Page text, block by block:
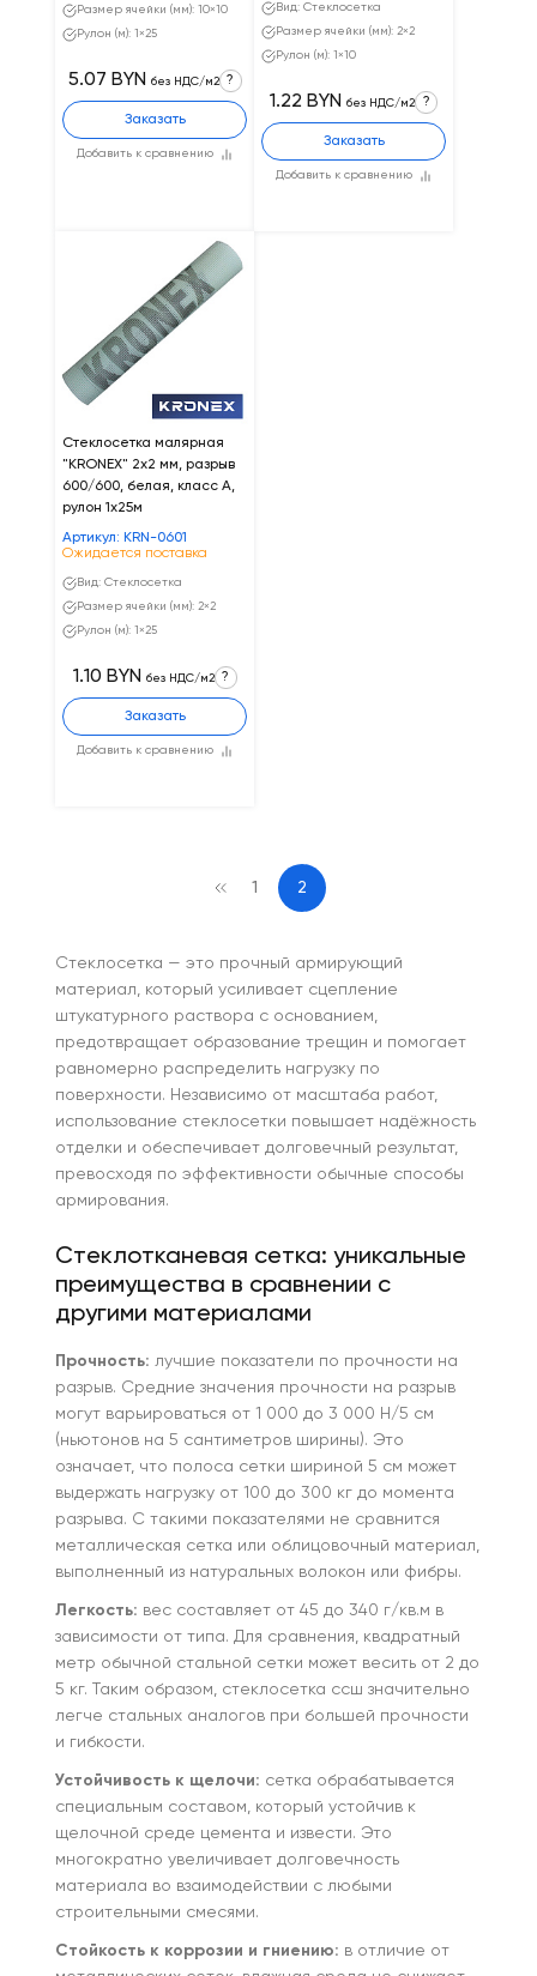
Размер ячейки (мм): 10×10
Рулон (м): 1×25
Добавить к сравнению
5.07 BYN без НДС/м2 ?
Заказать
Вид: Стеклосетка
Размер ячейки (мм): 2×2
Рулон (м): 1×10
Добавить к сравнению
1.22 BYN без НДС/м2 ?
Заказать
Стеклосетка малярная
"KRONEX" 2х2 мм, разрыв
600/600, белая, класс А,
рулон 1х25м
Артикул: KRN-0601
Ожидается поставка
Вид: Стеклосетка
Размер ячейки (мм): 2×2
Рулон (м): 1×25
Добавить к сравнению
1.10 BYN без НДС/м2 ?
Заказать
1 2
Стеклосетка — это прочный армирующий
материал, который усиливает сцепление
штукатурного раствора с основанием,
предотвращает образование трещин и помогает
равномерно распределить нагрузку по
поверхности. Независимо от масштаба работ,
использование стеклосетки повышает надёжность
отделки и обеспечивает долговечный результат,
превосходя по эффективности обычные способы
армирования.
Стеклотканевая сетка: уникальные
преимущества в сравнении с
другими материалами
Прочность: лучшие показатели по прочности на
разрыв. Средние значения прочности на разрыв
могут варьироваться от 1 000 до 3 000 Н/5 см
(ньютонов на 5 сантиметров ширины). Это
означает, что полоса сетки шириной 5 см может
выдержать нагрузку от 100 до 300 кг до момента
разрыва. С такими показателями не сравнится
металлическая сетка или облицовочный материал,
выполненный из натуральных волокон или фибры.
Легкость: вес составляет от 45 до 340 г/кв.м в
зависимости от типа. Для сравнения, квадратный
метр обычной стальной сетки может весить от 2 до
5 кг. Таким образом, стеклосетка ссш значительно
легче стальных аналогов при большей прочности
и гибкости.
Устойчивость к щелочи: сетка обрабатывается
специальным составом, который устойчив к
щелочной среде цемента и извести. Это
многократно увеличивает долговечность
материала во взаимодействии с любыми
строительными смесями.
Стойкость к коррозии и гниению: в отличие от